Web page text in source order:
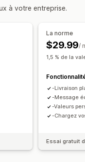
à votre entreprise.
La norme
$29.99/
1,5 % de la
-Livraison
-Message
-Valeurs
-Chargez
Essai gratuit